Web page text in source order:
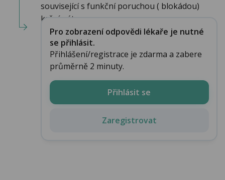
související s funkční poruchou ( blokádou)
krční pát...
Pro zobrazení odpovědi lékaře je nutné
se přihlásit.
Přihlášení/registrace je zdarma a zabere
průměrně 2 minuty.
Přihlásit se
Zaregistrovat